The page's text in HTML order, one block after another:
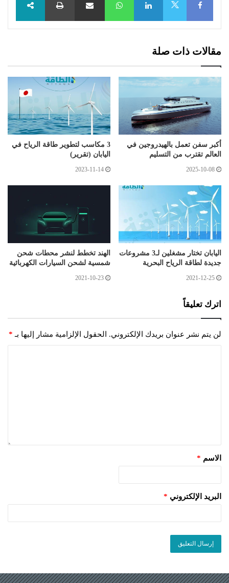
مقالات ذات صلة
أكبر سفن تعمل بالهيدروجين في
العالم تقترب من التسليم
2025-10-08
3 مكاسب لتطوير طاقة الرياح في
اليابان (تقرير)
2023-11-14
اليابان تختار مشغلين لـ3 مشروعات
جديدة لطاقة الرياح البحرية
2021-12-25
الهند تخطط لنشر محطات شحن
شمسية لشحن السيارات الكهربائية
2021-10-23
اترك تعليقاً
لن يتم نشر عنوان بريدك الإلكتروني. الحقول الإلزامية مشار إليها بـ *
الاسم *
البريد الإلكتروني *